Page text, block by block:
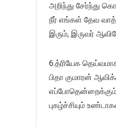
அறிந்து சேர்ந்து
நீர் எங்கள் தேவ
இரும், இருவர்
6.த்ரியேக
பிதா குமாரன்
புகழ்ச்சியும்